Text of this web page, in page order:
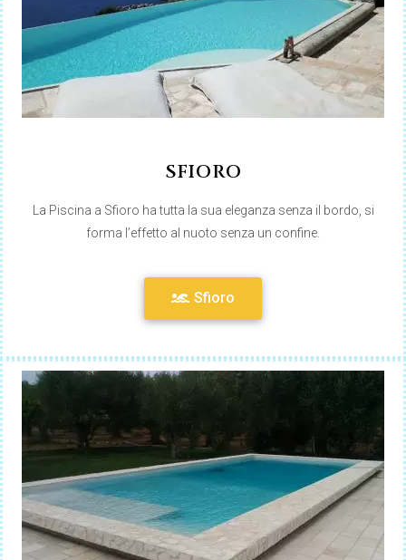
SFIORO
La Piscina a Sfioro ha tutta la sua eleganza senza il bordo, si
forma l’effetto al nuoto senza un confine.
Sfioro